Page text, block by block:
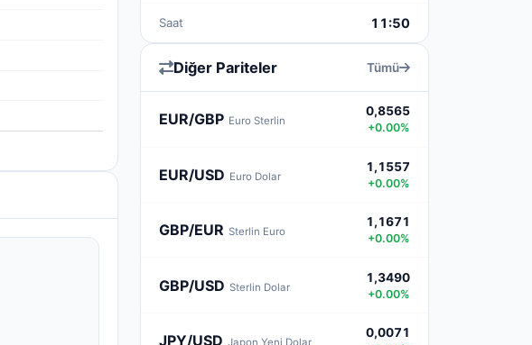
Saat 11:50
Diğer Pariteler Tümü
EUR/GBP Euro Sterlin
0,8565
+0.00%
EUR/USD Euro Dolar
1,1557
+0.00%
GBP/EUR Sterlin Euro
1,1671
+0.00%
GBP/USD Sterlin Dolar
1,3490
+0.00%
JPY/USD Japon Yeni Dolar
0,0071